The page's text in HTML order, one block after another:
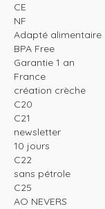
CE
NF
Adapté alimentaire
BPA Free
Garantie 1 an
France
création crèche
C20
C21
newsletter
10 jours
C22
sans pétrole
C25
AO NEVERS